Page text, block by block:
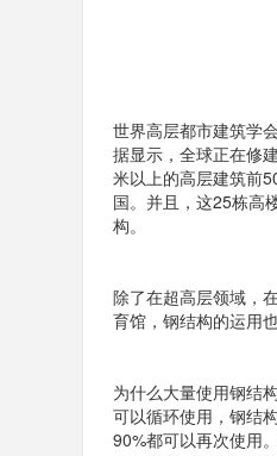
世界高层都市建筑学
据显示，全球正在修
米以上的高层建筑前
国。并且，这25栋高
构。
除了在超高层领域，
育馆，钢结构的运用
为什么大量使用钢结
可以循环使用，钢结
90%都可以再次使用